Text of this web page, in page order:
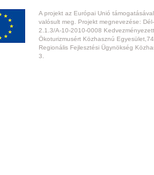
A projekt az Európai Unió
valósult meg. Projekt megnevezése:
2.1.3/A-10-2010-0008
Ökoturizmusért Közhasznú
Regionális Fejlesztési Ügynökség
3.